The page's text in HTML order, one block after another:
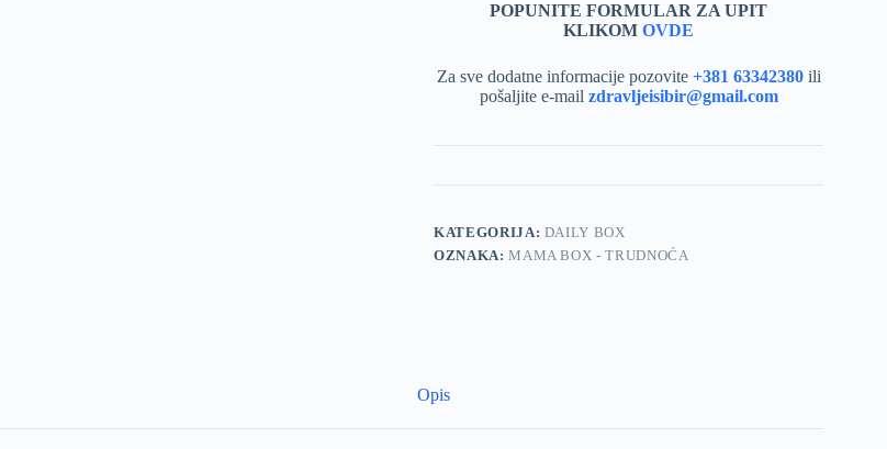
POPUNITE FORMULAR ZA UPIT
KLIKOM OVDE
Za sve dodatne informacije pozovite +381 63342380 ili
pošaljite e-mail zdravljeisibir@gmail.com
KATEGORIJA: DAILY BOX
OZNAKA:MAMA BOX - TRUDNOĆA
Opis